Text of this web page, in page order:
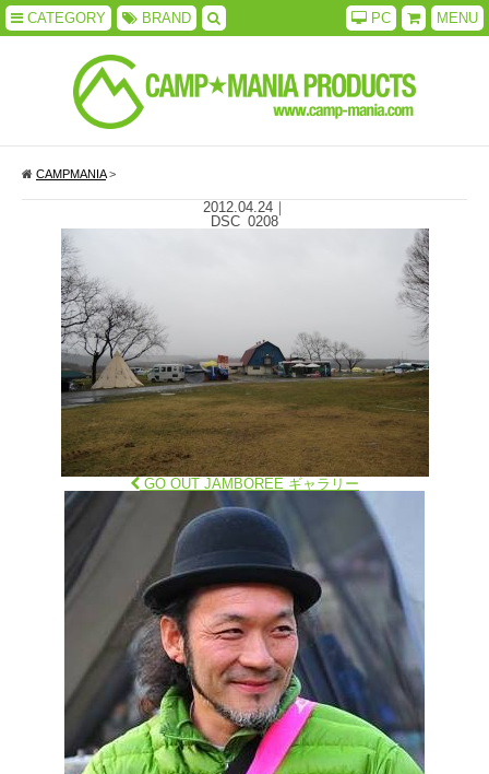
CATEGORY BRAND MENU
PC
CAMPMANIA>
2012.04.24｜
DSC_0208
GO OUT JAMBOREE ギャラリー